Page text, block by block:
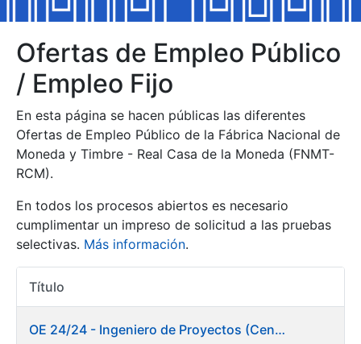
Mostrar/Ocultar
Mostrar/Ocultar
Mostrar/Ocultar
Ofertas de Empleo Público
/ Empleo Fijo
En esta página se hacen públicas las diferentes
Ofertas de Empleo Público de la Fábrica Nacional de
Moneda y Timbre - Real Casa de la Moneda (FNMT-
RCM).
En todos los procesos abiertos es necesario
cumplimentar un impreso de solicitud a las pruebas
selectivas. Más información.
Título
OE 24/24 - Ingeniero de Proyectos (Centro de trabajo Burgos)